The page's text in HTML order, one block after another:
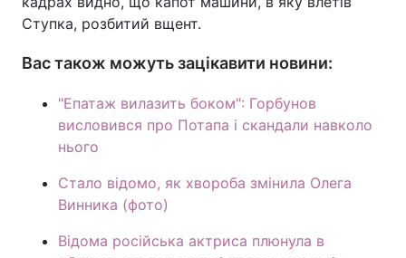
Ступка, розбитий вщент.
Вас також можуть зацікавити новини:
"Епатаж вилазить боком": Горбунов
висловився про Потапа і скандали навколо
нього
Стало відомо, як хвороба змінила Олега
Винника (фото)
Відома російська актриса плюнула в